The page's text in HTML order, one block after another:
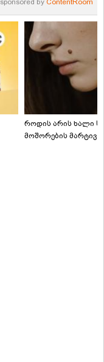
sponsored by ContentRoom
როდის არის ხალი
მოშორების